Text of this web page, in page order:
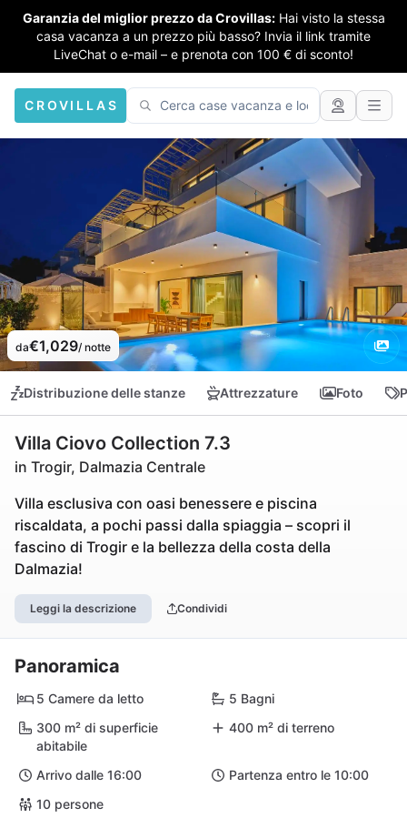
Garanzia del miglior prezzo da Crovillas: Hai visto la stessa
casa vacanza a un prezzo più basso? Invia il link tramite
LiveChat o e-mail – e prenota con 100 € di sconto!
CROVILLAS
da€1,029/ notte
Distribuzione delle stanze Attrezzature Foto
Villa Ciovo Collection 7.3
in Trogir, Dalmazia Centrale
Villa esclusiva con oasi benessere e piscina
riscaldata, a pochi passi dalla spiaggia – scopri il
fascino di Trogir e la bellezza della costa della
Dalmazia!
Leggi la descrizione Condividi
Panoramica
5 Camere da letto
5 Bagni
300 m² di superficie
abitabile
400 m² di terreno
Arrivo dalle 16:00
Partenza entro le 10:00
10 persone